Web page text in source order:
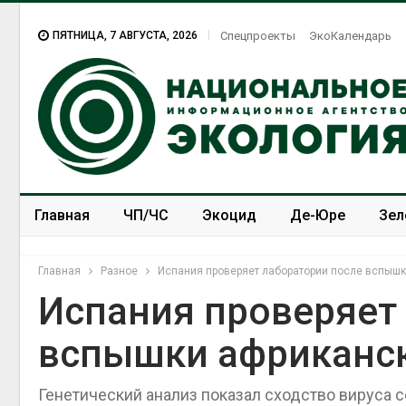
ПЯТНИЦА, 7 АВГУСТА, 2026 Спецпроекты ЭкоКалендарь
Главная ЧП/ЧС Экоцид Де-Юре
Главная Разное Испания проверяет лаборатории после
Испания
вспышки
Генетический анализ показал сходство
Дождевая вода с крыш
может помочь городам